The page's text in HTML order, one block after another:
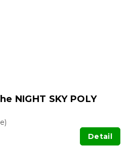
NIGHT SKY POLY
Detail